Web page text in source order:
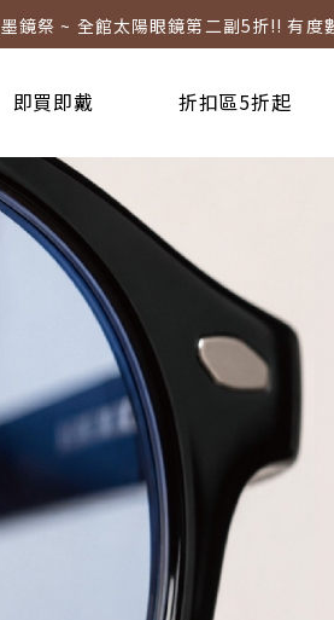
墨鏡祭 ~ 全館太陽眼鏡第二副5折!! 有度
Super Sale！精選鏡框 6 折起！
上傳處方，建立度數即贈 $300 優惠券！
即買即戴 折扣區5折起